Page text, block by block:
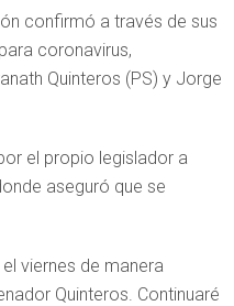
confirmó a través de sus
coronavirus,
Quinteros (PS) y Jorge
el propio legislador a
aseguró que se
viernes de manera
Quinteros. Continuaré